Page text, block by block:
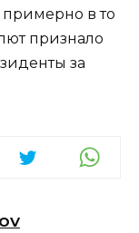
примерно в то
признало
за